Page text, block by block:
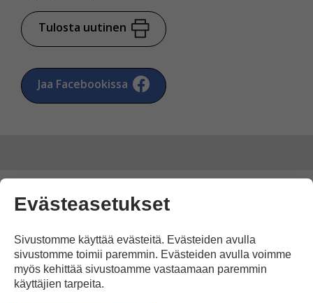
Tulosta uutinen
Jaa Facebookissa
Kommentoi
Voit kirjoittaa mielipiteesi
uutisesta
kommenttilaatikkoon.
Evästeasetukset
Sivustomme käyttää evästeitä. Evästeiden avulla
sivustomme toimii paremmin. Evästeiden avulla voimme
myös kehittää sivustoamme vastaamaan paremmin
käyttäjien tarpeita.